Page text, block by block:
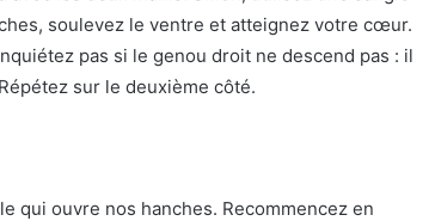
soulevez le ventre et atteignez votre cœur.
pas si le genou droit ne descend pas : il
sur le deuxième côté.
qui ouvre nos hanches. Recommencez en